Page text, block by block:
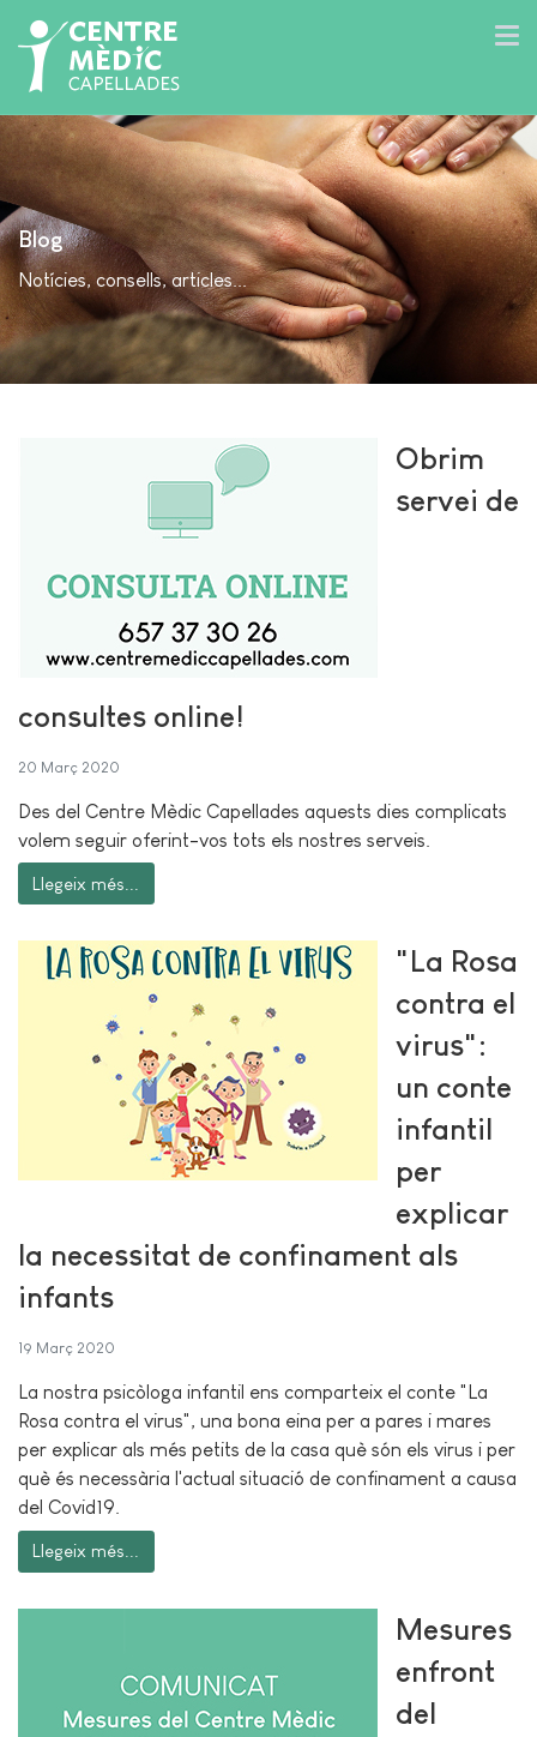
Blog
Notícies, consells, articles...
Obrim
servei de
consultes online!
20 Març 2020
Des del Centre Mèdic Capellades aquests dies complicats
volem seguir oferint-vos tots els nostres serveis.
Llegeix més...
"La Rosa
contra el
virus":
un conte
infantil
per
explicar
la necessitat de confinament als
infants
19 Març 2020
La nostra psicòloga infantil ens comparteix el conte "La
Rosa contra el virus", una bona eina per a pares i mares
per explicar als més petits de la casa què són els virus i per
què és necessària l'actual situació de confinament a causa
del Covid19.
Llegeix més...
Mesures
enfront
del